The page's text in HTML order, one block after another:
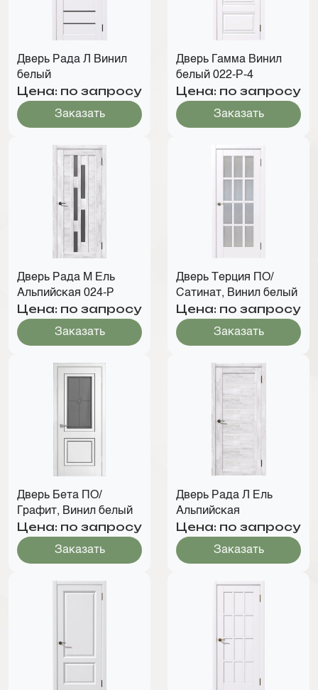
Дверь Рада Л Винил
белый
Цена: по запросу
Заказать
Дверь Гамма Винил
белый 022-Р-4
Цена: по запросу
Заказать
Дверь Рада М Ель
Альпийская 024-Р
Цена: по запросу
Заказать
Дверь Терция ПО/
Сатинат, Винил белый
Цена: по запросу
Заказать
Дверь Бета ПО/
Графит, Винил белый
Цена: по запросу
Заказать
Дверь Рада Л Ель
Альпийская
Цена: по запросу
Заказать